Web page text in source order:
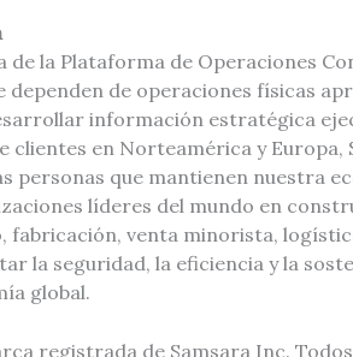
de la Plataforma de Operaciones
dependen de operaciones físicas
información estratégica
clientes en Norteamérica y Europa,
personas que mantienen nuestra
líderes del mundo en
fabricación, venta minorista,
la seguridad, la eficiencia y la
global.
registrada de Samsara Inc.